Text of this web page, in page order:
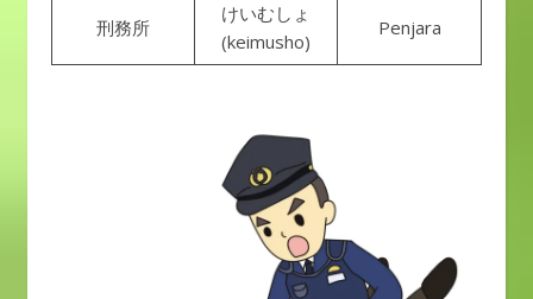
刑務所
けいむしょ
(keimusho)
Penjara